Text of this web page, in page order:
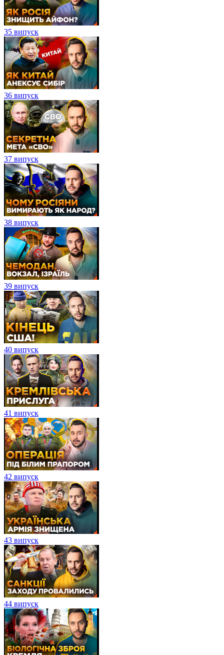
35 випуск
36 випуск
37 випуск
38 випуск
39 випуск
40 випуск
41 випуск
42 випуск
43 випуск
44 випуск